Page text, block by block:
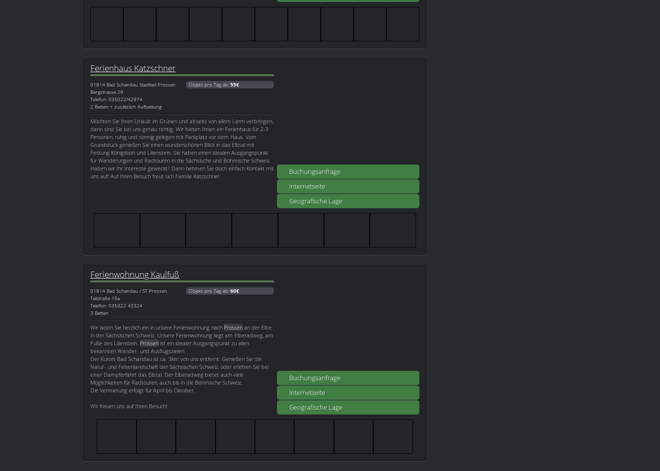
Buchungsanfrage
Internetseite
Geografische Lage
Ferienhaus Katzschner
01814 Bad Schandau Stadtteil Prossen
Bergstrasse 29
Telefon: 035022/42974
2 Betten + zusätzlich Aufbettung
Objekt pro Tag ab: 55€
Möchten Sie Ihren Urlaub im Grünen und abseits von allem Lärm verbringen,
dann sind Sie bei uns genau richtig. Wir bieten Ihnen ein Ferienhaus für 2-3
Personen, ruhig und sonnig gelegen mit Parkplatz vor dem Haus. Vom
Grundstück genießen Sie einen wunderschönen Blick in das Elbtal mit
Festung Königstein und Lilienstein. Sie haben einen idealen Ausgangspunkt
für Wanderungen und Radtouren in die Sächsische und Böhmische Schweiz.
Haben wir Ihr Interesse geweckt? Dann nehmen Sie doch einfach Kontakt mit
uns auf! Auf Ihren Besuch freut sich Familie Katzschner.
Buchungsanfrage
Internetseite
Geografische Lage
Ferienwohnung Kaulfuß
01814 Bad Schandau / ST Prossen
Talstraße 15a
Telefon: 035022 43324
3 Betten
Objekt pro Tag ab: 60€
Wir laden Sie herzlich ein in unsere Ferienwohnung nach Prossen an der Elbe
in der Sächsischen Schweiz. Unsere Ferienwohnung liegt am Elberadweg, am
Fuße des Lilienstein. Prossen ist ein idealer Ausgangspunkt zu allen
bekannten Wander- und Ausflugszielen.
Der Kurort Bad Schandau ist ca. 3km von uns entfernt. Genießen Sie die
Natur- und Felsenlandschaft der Sächsischen Schweiz, oder erleben Sie bei
einer Dampferfahrt das Elbtal. Der Elberadweg bietet auch viele
Möglichkeiten für Radtouren, auch bis in die Böhmische Schweiz.
Die Vermietung erfolgt für April bis Oktober.
Wir freuen uns auf Ihren Besuch!